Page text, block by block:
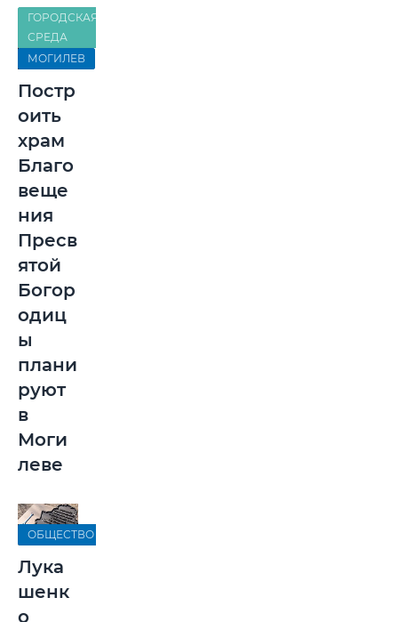
ГОРОДСКАЯ
СРЕДА
МОГИЛЕВ
Постр
оить
храм
Благо
веще
ния
Пресв
ятой
Богор
одиц
ы
плани
руют
в
Моги
леве
ОБЩЕСТВО
Лука
шенк
о